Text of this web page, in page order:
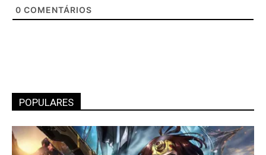
0 COMENTÁRIOS
POPULARES